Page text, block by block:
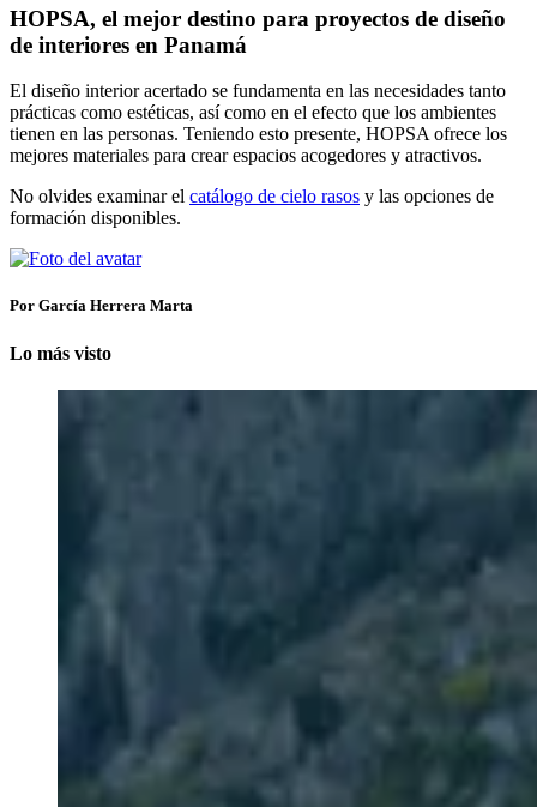
HOPSA, el mejor destino para proyectos de diseño
de interiores en Panamá
El diseño interior acertado se fundamenta en las necesidades tanto
prácticas como estéticas, así como en el efecto que los ambientes
tienen en las personas. Teniendo esto presente, HOPSA ofrece los
mejores materiales para crear espacios acogedores y atractivos.
No olvides examinar el catálogo de cielo rasos y las opciones de
formación disponibles.
Por García Herrera Marta
Lo más visto